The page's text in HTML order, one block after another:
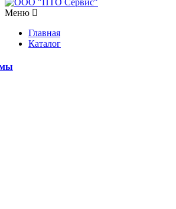
Меню
Главная
Каталог